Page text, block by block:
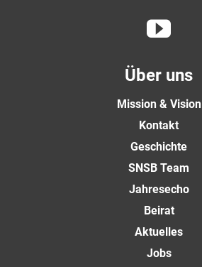
Über uns
Mission & Vision
Kontakt
Geschichte
SNSB Team
Jahresecho
Beirat
Aktuelles
Jobs